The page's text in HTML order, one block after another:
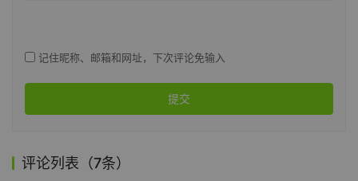
记住昵称、邮箱和网址，下次评论免输入
提交
评论列表（7条）